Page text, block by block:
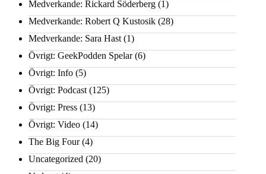
Medverkande: Rickard Söderberg (1)
Medverkande: Robert Q Kustosik (28)
Medverkande: Sara Hast (1)
Övrigt: GeekPodden Spelar(6)
Övrigt: Info (5)
Övrigt: Podcast (125)
Övrigt: Press (13)
Övrigt: Video (14)
The Big Four(4)
Uncategorized (20)